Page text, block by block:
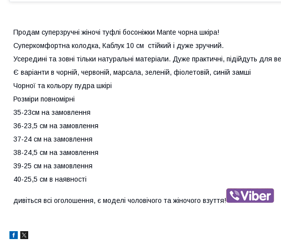
Продам суперзручні жіночі туфлі босоніжки Mante чорна шкіра!
Суперкомфортна колодка, Каблук 10 см стійкий і дуже зручний.
Усередині та зовні тільки натуральні матеріали. Дуже практичні, підійдуть для
Є варіанти в чорній, червоній, марсала, зеленій, фіолетовій, синій замші
Чорної та кольору пудра шкірі
Розміри повномірні
35-23см на замовлення
36-23,5 см на замовлення
37-24 см на замовлення
38-24,5 см на замовлення
39-25 см на замовлення
40-25,5 см в наявності
дивіться всі оголошення, є моделі чоловічого та жіночого взуття!